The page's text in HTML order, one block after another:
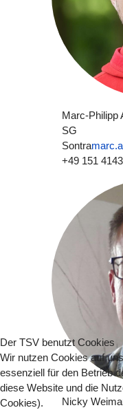
Marc-Philipp
SG
Sontra
+49 151
Nicky
Der TSV benutzt Cookies
Wir nutzen Cookies auf
essenziell für den Betrieb
diese Website und die
Cookies).